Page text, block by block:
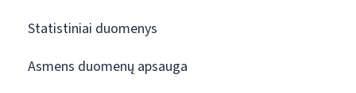
Statistiniai duomenys
Asmens duomenų apsauga